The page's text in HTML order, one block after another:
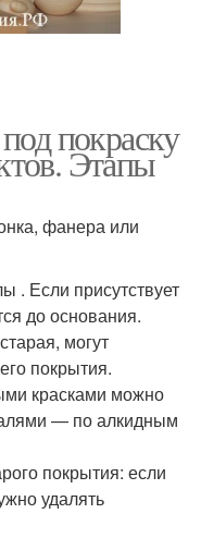
покраску
Этапы
фанера или
. Если присутствует
до основания.
могут
покрытия.
красками можно
— по алкидным
покрытия: если
удалять